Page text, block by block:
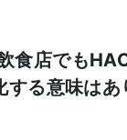
食店でも
する意味はあ